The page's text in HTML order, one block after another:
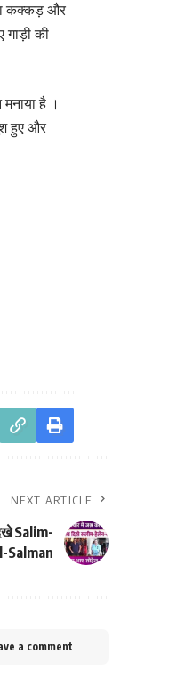
कक्कड़ और
की
है ।
हुए और
NEXT ARTICLE
Salim-
Salman
a comment